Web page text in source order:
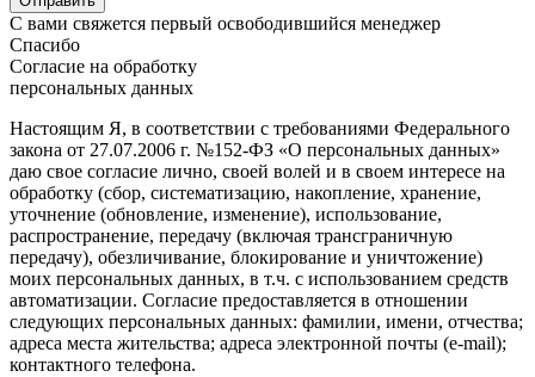
С вами свяжется первый освободившийся менеджер
Спасибо
Согласие на обработку
персональных данных
Настоящим Я, в соответствии с требованиями Федерального
закона от 27.07.2006 г. №152-ФЗ «О персональных данных»
даю свое согласие лично, своей волей и в своем интересе на
обработку (сбор, систематизацию, накопление, хранение,
уточнение (обновление, изменение), использование,
распространение, передачу (включая трансграничную
передачу), обезличивание, блокирование и уничтожение)
моих персональных данных, в т.ч. с использованием средств
автоматизации. Согласие предоставляется в отношении
следующих персональных данных: фамилии, имени, отчества;
адреса места жительства; адреса электронной почты (e-mail);
контактного телефона.